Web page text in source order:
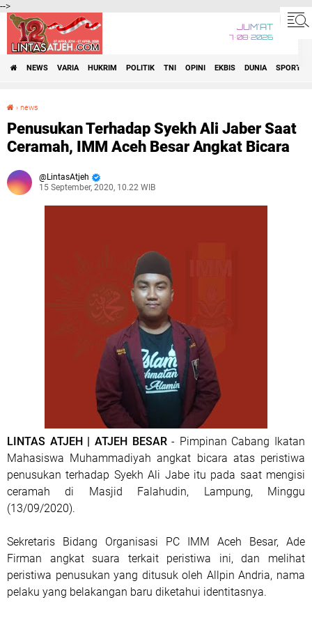
-->
JUM'AT
7•08•2026
NEWS VARIA HUKRIM POLITIK TNI OPINI EKBIS DUNIA SPORT
› news
Penusukan Terhadap Syekh Ali Jaber Saat
Ceramah, IMM Aceh Besar Angkat Bicara
LintasAtjeh
15 September, 2020, 10.22 WIB
LINTAS ATJEH | ATJEH BESAR- Pimpinan Cabang Ikatan
Mahasiswa Muhammadiyah angkat bicara atas peristiwa
penusukan terhadap Syekh Ali Jabe itu pada saat mengisi
ceramah di Masjid Falahudin, Lampung, Minggu
(13/09/2020).
Sekretaris Bidang Organisasi PC IMM Aceh Besar, Ade
Firman angkat suara terkait peristiwa ini, dan melihat
peristiwa penusukan yang ditusuk oleh Allpin Andria, nama
pelaku yang belakangan baru diketahui identitasnya.